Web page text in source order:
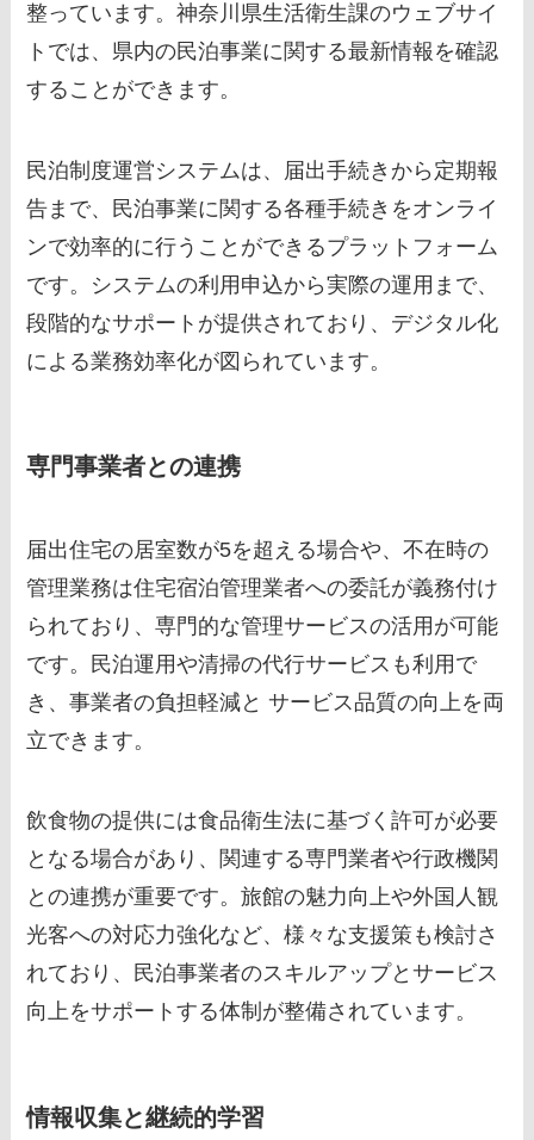
整っています。神奈川県生活衛生課のウェブサイ
トでは、県内の民泊事業に関する最新情報を確認
することができます。
民泊制度運営システムは、届出手続きから定期報
告まで、民泊事業に関する各種手続きをオンライ
ンで効率的に行うことができるプラットフォーム
です。システムの利用申込から実際の運用まで、
段階的なサポートが提供されており、デジタル化
による業務効率化が図られています。
専門事業者との連携
届出住宅の居室数が5を超える場合や、不在時の
管理業務は住宅宿泊管理業者への委託が義務付け
られており、専門的な管理サービスの活用が可能
です。民泊運用や清掃の代行サービスも利用で
き、事業者の負担軽減と サービス品質の向上を両
立できます。
飲食物の提供には食品衛生法に基づく許可が必要
となる場合があり、関連する専門業者や行政機関
との連携が重要です。旅館の魅力向上や外国人観
光客への対応力強化など、様々な支援策も検討さ
れており、民泊事業者のスキルアップとサービス
向上をサポートする体制が整備されています。
情報収集と継続的学習